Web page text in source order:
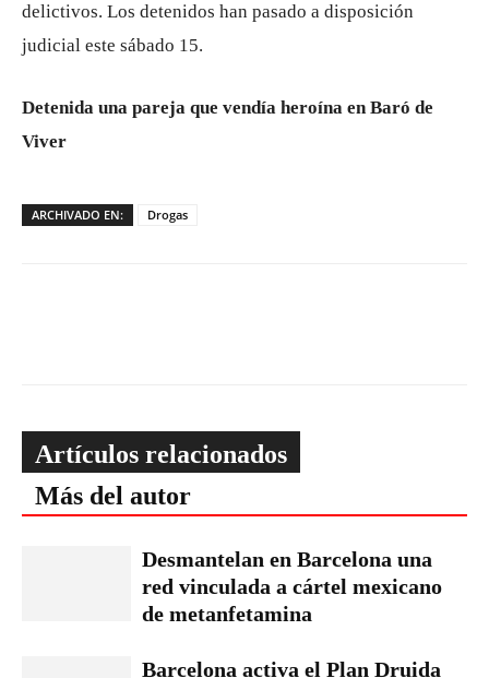
delictivos. Los detenidos han pasado a disposición
judicial este sábado 15.
Detenida una pareja que vendía heroína en Baró de
Viver
ARCHIVADO EN: Drogas
Artículos relacionados
Más del autor
Desmantelan en Barcelona una
red vinculada a cártel mexicano
de metanfetamina
Barcelona activa el Plan Druida